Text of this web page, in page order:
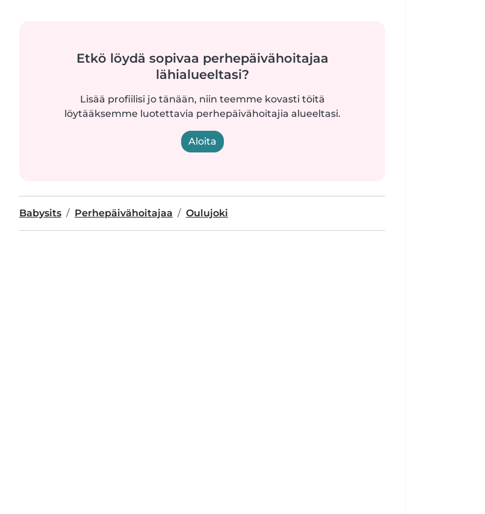
Etkö löydä sopivaa perhepäivähoitajaa
lähialueeltasi?
Lisää profiilisi jo tänään, niin teemme kovasti töitä
löytääksemme luotettavia perhepäivähoitajia alueeltasi.
Aloita
Babysits Perhepäivähoitajaa Oulujoki